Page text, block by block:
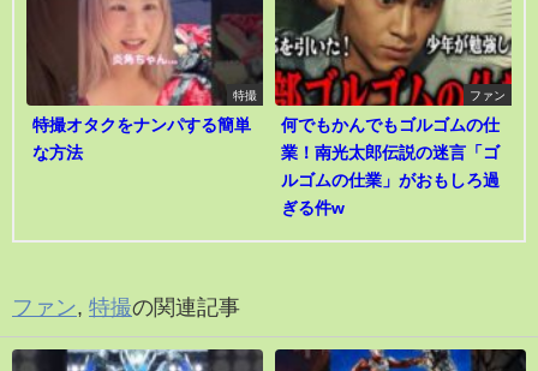
特撮
特撮オタクをナンパする簡単
な方法
ファン
何でもかんでもゴルゴムの仕
業！南光太郎伝説の迷言「ゴ
ルゴムの仕業」がおもしろ過
ぎる件w
ファン, 特撮の関連記事